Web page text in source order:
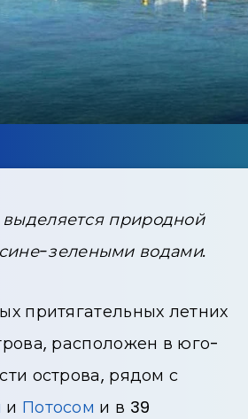
природной
зелеными водами.
притягательных летних
расположен в юго-
острова, рядом с
и Потосом и в 39